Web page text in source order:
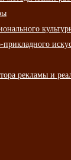
рекламы и